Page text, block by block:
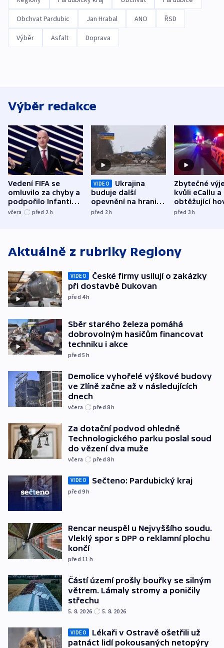
Obchvat Pardubic Jan Hrabal ANO ŘSD
Výběr Asfalt Doprava
Výběr redakce
Vedení FIFA se
omluvilo za chyby a
podpořilo Infantina.
UEFA trvá na
včera před 2 h
VIDEO
Ukrajina
buduje další
opevnění na hranici
s Běloruskem
před 2h
Zbytečné
kvůli eCallu a
obtěžující
zdržují
před 3h
Aktuálně z rubriky Regiony
VIDEO
České firmy usilují o zakázky
při dostavbě Dukovan
před 4h
Sběr starého železa pomáhá
dobrovolným hasičům financovat
techniku i akce
před 5h
Demolice vyhořelé výškové budovy
ve Zlíně začne až v následujících
dnech
včera před 8h
Za dotační podvod ohledně
Technologického parku poslal soud
do vězení dva muže
včera před 8h
VIDEO Sečteno: Pardubický kraj
před 9h
Rencar neuspěl u Nejvyššího soudu.
Vleklý spor s DPP o reklamní plochu
končí
před 11 h
Částí území prošly bouřky se silným
větrem. Lámaly stromy a poničily
střechu
5. 8. 2026 5. 8. 2026
VIDEO
Lékaři v Ostravě ošetřili už
patnáct lidí pokousaných netopýry